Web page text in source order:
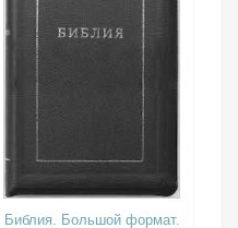
Библия. Большой формат.